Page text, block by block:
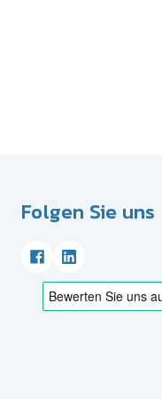
Folgen Sie uns